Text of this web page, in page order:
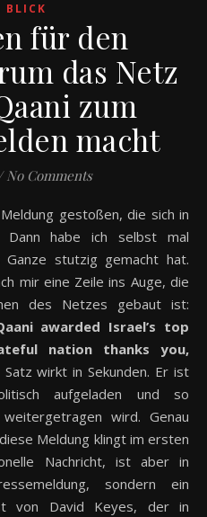
BLICK
für den
das Netz
zum
macht
No Comments
Dann habe ich selbst mal
stutzig gemacht hat.
mir eine Zeile ins Auge, die
des Netzes gebaut ist:
awarded Israel’s top
nation thanks you,
wirkt in Sekunden. Er ist
aufgeladen und so
wird. Genau
Meldung klingt im ersten
Nachricht, ist aber in
sondern ein
von David Keyes, der in